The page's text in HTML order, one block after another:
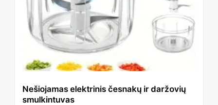
Nešiojamas elektrinis česnakų ir daržovių
smulkintuvas
variants.
The
options